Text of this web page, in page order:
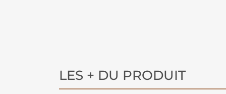
LES + DU PRODUIT